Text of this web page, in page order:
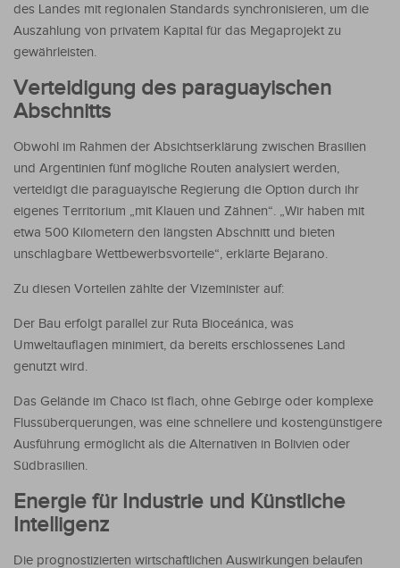
des Landes mit regionalen Standards synchronisieren, um die
Auszahlung von privatem Kapital für das Megaprojekt zu
gewährleisten.
Verteidigung des paraguayischen
Abschnitts
Obwohl im Rahmen der Absichtserklärung zwischen Brasilien
und Argentinien fünf mögliche Routen analysiert werden,
verteidigt die paraguayische Regierung die Option durch ihr
eigenes Territorium „mit Klauen und Zähnen“. „Wir haben mit
etwa 500 Kilometern den längsten Abschnitt und bieten
unschlagbare Wettbewerbsvorteile“, erklärte Bejarano.
Zu diesen Vorteilen zählte der Vizeminister auf:
Der Bau erfolgt parallel zur Ruta Bioceánica, was
Umweltauflagen minimiert, da bereits erschlossenes Land
genutzt wird.
Das Gelände im Chaco ist flach, ohne Gebirge oder komplexe
Flussüberquerungen, was eine schnellere und kostengünstigere
Ausführung ermöglicht als die Alternativen in Bolivien oder
Südbrasilien.
Energie für Industrie und Künstliche
Intelligenz
Die prognostizierten wirtschaftlichen Auswirkungen belaufen